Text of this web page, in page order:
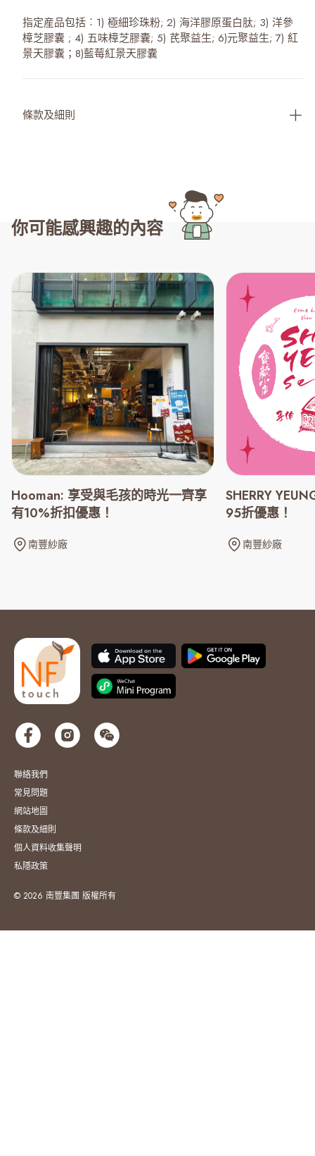
指定産品包括︰1) 極細珍珠粉; 2) 海洋膠原蛋白肽; 3) 洋參
樟芝膠囊 ; 4) 五味樟芝膠囊; 5) 芪聚益生; 6)元聚益生; 7) 紅
景天膠囊；8)藍莓紅景天膠囊
條款及細則
你可能感興趣的內容
Hooman: 享受與毛孩的時光一齊享
有10%折扣優惠！
南豐紗廠
SHERRY
95折優惠！
南豐紗廠
聯絡我們
常見問題
網站地圖
條款及細則
個人資料收集聲明
私隱政策
© 2026 南豐集團 版權所有